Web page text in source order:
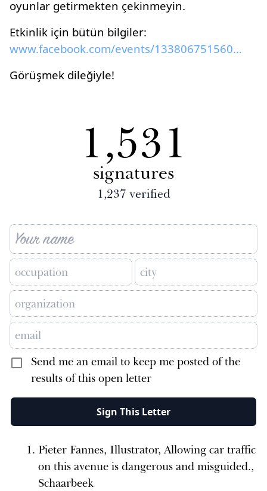
oyunlar getirmekten çekinmeyin.
Etkinlik için bütün bilgiler:
www.facebook.com/events/133806751560471
Görüşmek dileğiyle!
1,531
signatures
1,237 verified
Send me an email to keep me posted of the
results of this open letter
Sign This Letter
Pieter Fannes, Illustrator, Allowing car traffic
on this avenue is dangerous and misguided.,
Schaarbeek